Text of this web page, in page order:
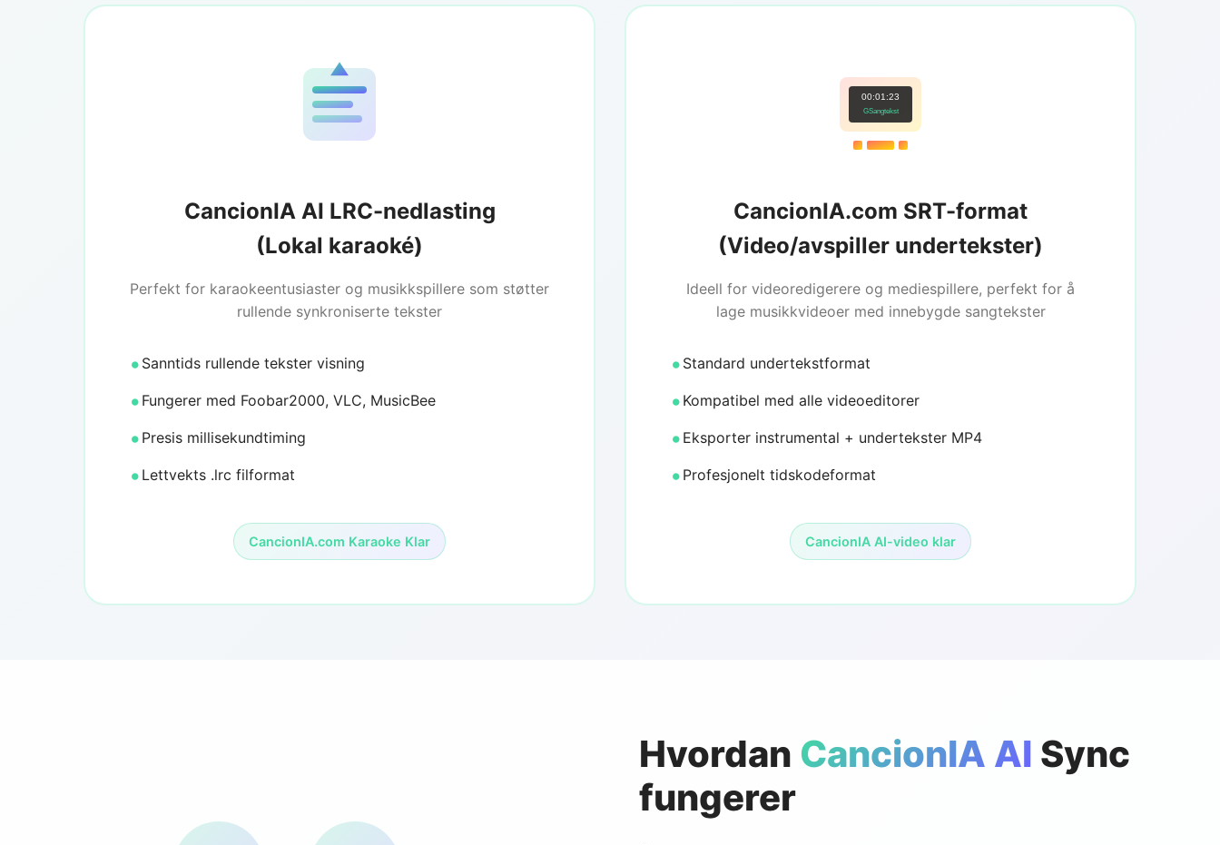
CancionIA AI LRC-nedlasting
(Lokal karaoké)
Perfekt for karaokeentusiaster og musikkspillere som støtter
rullende synkroniserte tekster
Sanntids rullende tekster visning
Fungerer med Foobar2000, VLC, MusicBee
Presis millisekundtiming
Lettvekts .lrc filformat
CancionIA.com Karaoke Klar
00:01:23
GSangtekst
CancionIA.com SRT-format
(Video/avspiller undertekster)
Ideell for videoredigerere og mediespillere, perfekt for å
lage musikkvideoer med innebygde sangtekster
Standard undertekstformat
Kompatibel med alle videoeditorer
Eksporter instrumental + undertekster MP4
Profesjonelt tidskodeformat
CancionIA AI-video klar
Hvordan CancionIA AI Sync
fungerer